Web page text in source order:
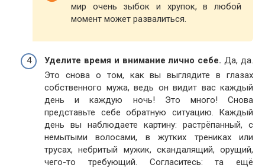
мир очень зыбок и хрупок, в любой
момент может развалиться.
Уделите время и внимание лично себе. Да, да.
Это снова о том, как вы выглядите в глазах
собственного мужа, ведь он видит вас каждый
день и каждую ночь! Это много! Снова
представьте себе обратную ситуацию. Каждый
день вы наблюдаете картину: растрёпанный, с
немытыми волосами, в жутких трениках или
трусах, небритый мужик, скандалящий, орущий,
чего-то требующий. Согласитесь: та ещё